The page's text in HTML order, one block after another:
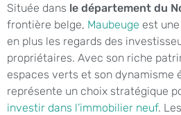
Située dans le département du
frontière belge, Maubeuge est
en plus les regards des
propriétaires. Avec son riche
espaces verts et son dynamisme
représente un choix stratégique
investir dans l’immobilier neuf.